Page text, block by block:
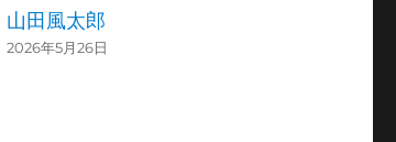
山田風太郎
2026年5月26日